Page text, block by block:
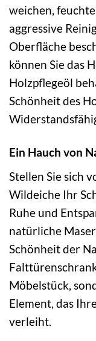
weichen,
aggressive
Oberfläche
können Sie das
Holzpflegeöl
Schönheit des
Ein Hauch von
Stellen Sie sich
Wildeiche Ihr
Ruhe und
natürliche
Schönheit der
Möbelstück,
Element, das
verleiht.